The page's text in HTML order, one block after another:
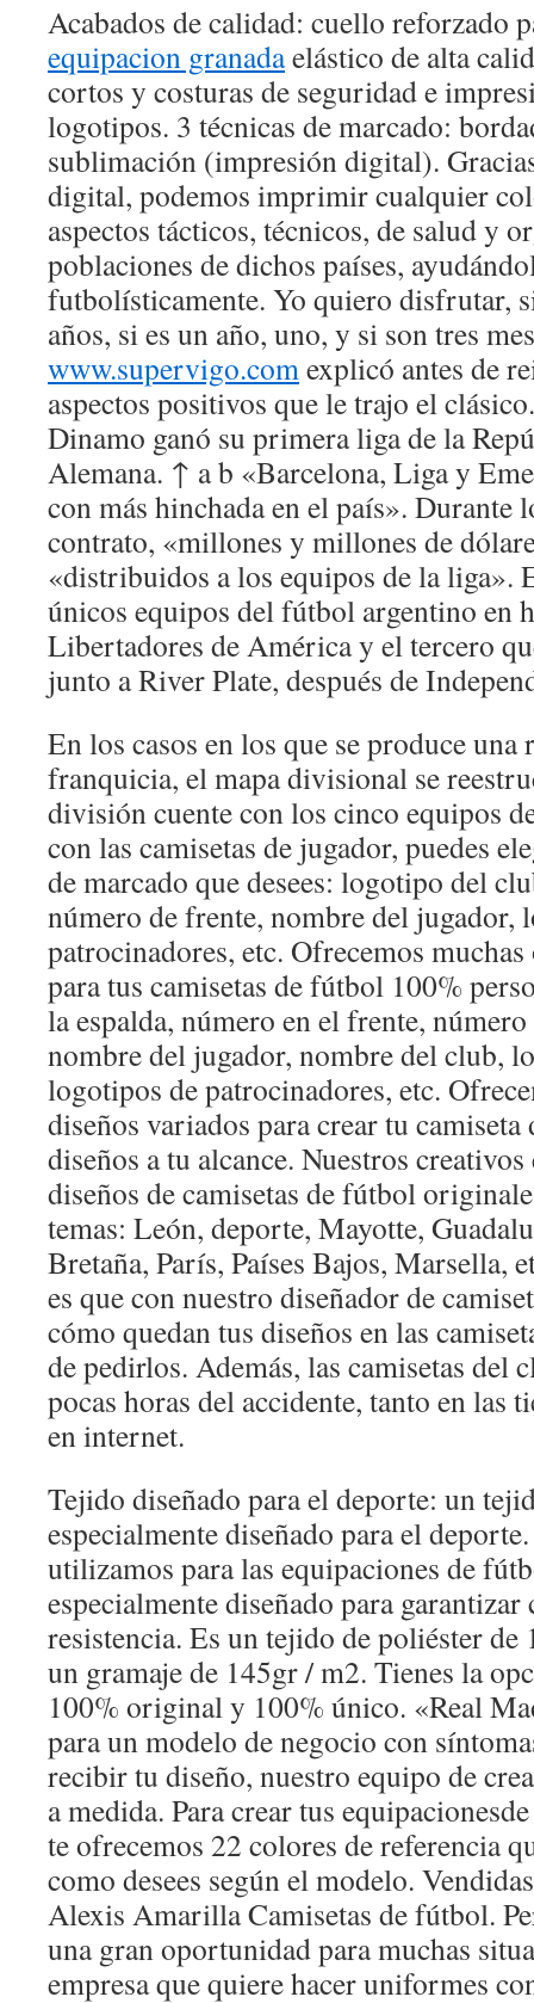
Acabados de calidad: cuello reforzado
equipacion granadaelástico de alta
cortos y costuras de seguridad e
logotipos. 3 técnicas de marcado:
sublimación (impresión digital).
digital, podemos imprimir cualquier
aspectos tácticos, técnicos, de salud y
poblaciones de dichos países,
futbolísticamente. Yo quiero disfrutar,
años, si es un año, uno, y si son tres
www.supervigo.comexplicó antes de
aspectos positivos que le trajo el
Dinamo ganó su primera liga de la
Alemana. ↑ a b «Barcelona, Liga y
con más hinchada en el país». Durante
contrato, «millones y millones de
«distribuidos a los equipos de la liga».
únicos equipos del fútbol argentino en
Libertadores de América y el tercero
junto a River Plate, después de
En los casos en los que se produce una
franquicia, el mapa divisional se
división cuente con los cinco equipos
con las camisetas de jugador, puedes
de marcado que desees: logotipo del
número de frente, nombre del jugador,
patrocinadores, etc. Ofrecemos
para tus camisetas de fútbol 100%
la espalda, número en el frente,
nombre del jugador, nombre del club,
logotipos de patrocinadores, etc.
diseños variados para crear tu
diseños a tu alcance. Nuestros
diseños de camisetas de fútbol
temas: León, deporte, Mayotte,
Bretaña, París, Países Bajos, Marsella,
es que con nuestro diseñador de
cómo quedan tus diseños en las
de pedirlos. Además, las camisetas del
pocas horas del accidente, tanto en las
en internet.
Tejido diseñado para el deporte: un
especialmente diseñado para el
utilizamos para las equipaciones de
especialmente diseñado para
resistencia. Es un tejido de poliéster
un gramaje de 145gr / m2. Tienes la
100% original y 100% único. «Real
para un modelo de negocio con
recibir tu diseño, nuestro equipo de
a medida. Para crear tus
te ofrecemos 22 colores de referencia
como desees según el modelo.
Alexis Amarilla Camisetas de fútbol.
una gran oportunidad para muchas
empresa que quiere hacer uniformes